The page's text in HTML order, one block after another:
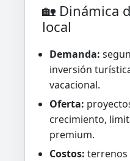
🏡 Dinámica
local
Demanda:
inversión
vacacional.
Oferta:
crecimiento,
premium.
Costos: terrenos